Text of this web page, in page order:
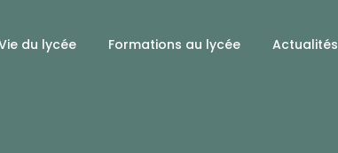
du lycée Formations au lycée Actualités